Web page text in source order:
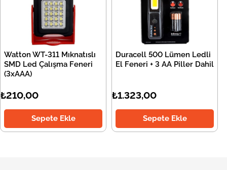
Watton WT-311 Mıknatıslı
SMD Led Çalışma Feneri
(3xAAA)
₺210,00
Sepete Ekle
Duracell 500 Lümen Ledli
El Feneri + 3 AA Piller Dahil
₺1.323,00
Sepete Ekle